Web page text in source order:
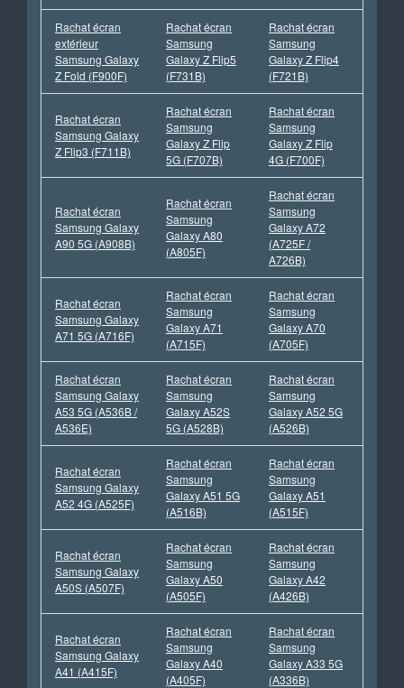
Rachat écran
extérieur
Samsung Galaxy
Z Fold (F900F)
Rachat écran
Samsung
Galaxy Z Flip5
(F731B)
Rachat écran
Samsung
Galaxy Z Flip4
(F721B)
Rachat écran
Samsung Galaxy
Z Flip3 (F711B)
Rachat écran
Samsung
Galaxy Z Flip
5G (F707B)
Rachat écran
Samsung
Galaxy Z Flip
4G (F700F)
Rachat écran
Samsung Galaxy
A90 5G (A908B)
Rachat écran
Samsung
Galaxy A80
(A805F)
Rachat écran
Samsung
Galaxy A72
(A725F /
A726B)
Rachat écran
Samsung Galaxy
A71 5G (A716F)
Rachat écran
Samsung
Galaxy A71
(A715F)
Rachat écran
Samsung
Galaxy A70
(A705F)
Rachat écran
Samsung Galaxy
A53 5G (A536B /
A536E)
Rachat écran
Samsung
Galaxy A52S
5G (A528B)
Rachat écran
Samsung
Galaxy A52 5G
(A526B)
Rachat écran
Samsung Galaxy
A52 4G (A525F)
Rachat écran
Samsung
Galaxy A51 5G
(A516B)
Rachat écran
Samsung
Galaxy A51
(A515F)
Rachat écran
Samsung Galaxy
A50S (A507F)
Rachat écran
Samsung
Galaxy A50
(A505F)
Rachat écran
Samsung
Galaxy A42
(A426B)
Rachat écran
Samsung Galaxy
A41 (A415F)
Rachat écran
Samsung
Galaxy A40
(A405F)
Rachat écran
Samsung
Galaxy A33 5G
(A336B)